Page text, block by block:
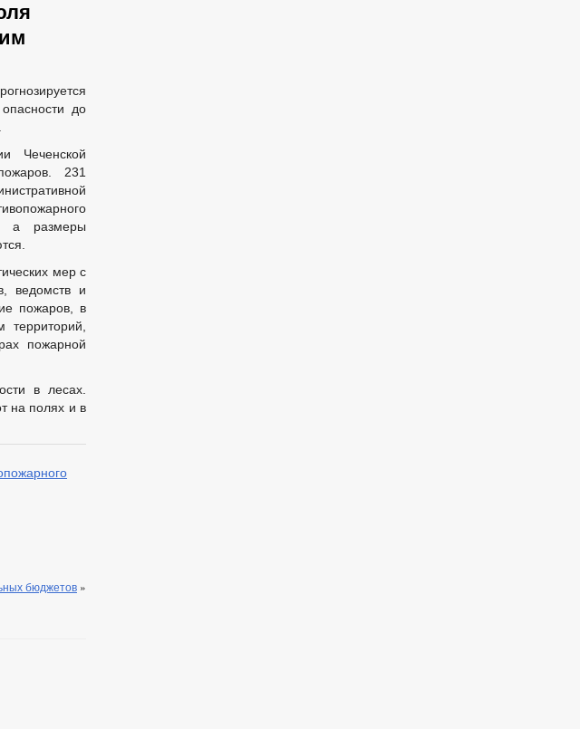
до
Чеченской
231
а размеры
мер с
ведомств и
пожаров, в
пожарной
в лесах.
на полях и в
бюджетов »